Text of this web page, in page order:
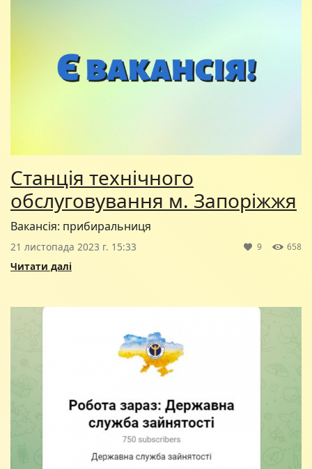
Станція технічного
обслуговування м. Запоріжжя
Вакансія: прибиральниця
21 листопада 2023 г. 15:33 9 658
Читати далі